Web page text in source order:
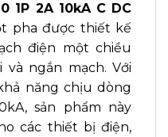
1P 2A 10kA C DC
pha được thiết kế
điện một chiều
và ngắn mạch. Với
năng chịu dòng
sản phẩm này
các thiết bị điện,